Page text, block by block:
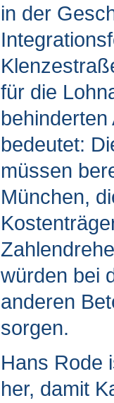
in der
für die
bedeutet:
müssen
München,
würden bei
anderen
sorgen.
Hans Rode
her, damit